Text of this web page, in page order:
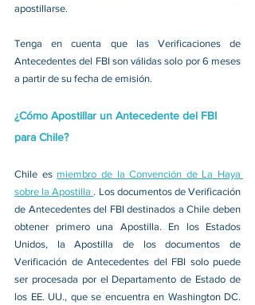
apostillarse.
Tenga en cuenta que las Verificaciones de
Antecedentes del FBI son válidas solo por 6 meses
a partir de su fecha de emisión.
¿Cómo Apostillar un Antecedente del FBI
para Chile?
Chile es miembro de la Convención de La Haya
sobre la Apostilla . Los documentos de Verificación
de Antecedentes del FBI destinados a Chile deben
obtener primero una Apostilla. En los Estados
Unidos, la Apostilla de los documentos de
Verificación de Antecedentes del FBI solo puede
ser procesada por el Departamento de Estado de
los EE. UU., que se encuentra en Washington DC.